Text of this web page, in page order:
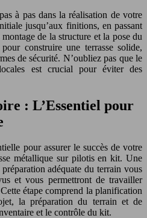
à pas dans la réalisation de votre
jusqu’aux finitions, en passant
de la structure et la pose du
construire une terrasse solide,
de sécurité. N’oubliez pas que le
est crucial pour éviter des
: L’Essentiel pour
pour assurer le succès de votre
métallique sur pilotis en kit. Une
adéquate du terrain vous
et vous permettront de travailler
étape comprend la planification
la préparation du terrain et de
et le contrôle du kit.